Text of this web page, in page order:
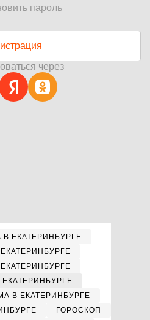
пароль
через
ЕКАТЕРИНБУРГЕ
В ЕКАТЕРИНБУРГЕ
ГОРОСКОП